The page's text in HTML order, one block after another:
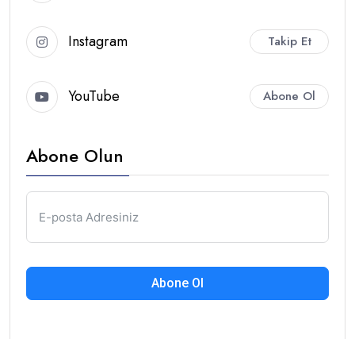
Instagram Takip Et
YouTube Abone Ol
Abone Olun
Abone Ol